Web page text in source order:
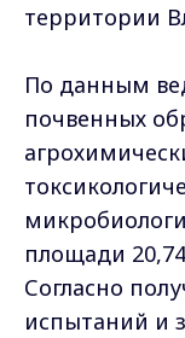
территории
По данным
почвенных
площади 20,74
Согласно
испытаний и